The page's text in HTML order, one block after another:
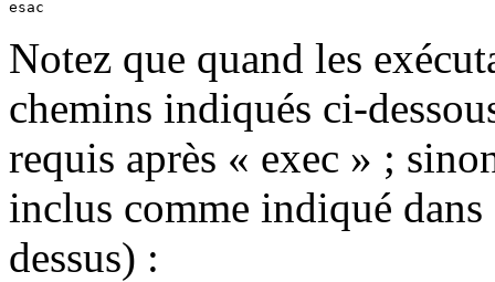
Notez que quand les
chemins indiqués ci-
requis après « exec » ;
inclus comme indiqué
dessus) :